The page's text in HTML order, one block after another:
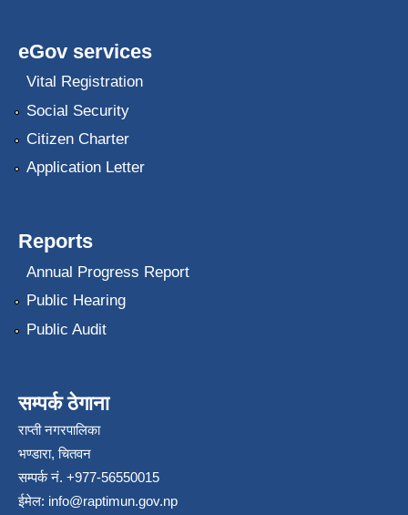
eGov services
Vital Registration
Social Security
Citizen Charter
Application Letter
Reports
Annual Progress Report
Public Hearing
Public Audit
सम्पर्क ठेगाना
राप्ती नगरपालिका
भण्डारा, चितवन
सम्पर्क नं. +977-56550015
ईमेल: info@raptimun.gov.np